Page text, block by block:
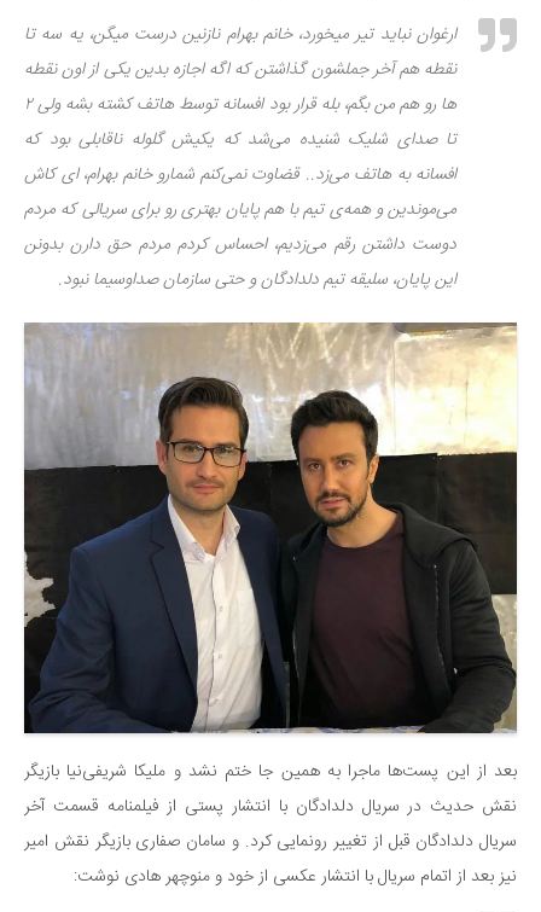
ارغوان نباید تیر میخورد، خانم بهرام نازنین درست میگن، یه سه تا
نقطه هم آخر جملشون گذاشتن که اگه اجازه بدین یکی از اون نقطه
ها رو هم من بگم، بله قرار بود افسانه توسط هاتف کشته بشه ولی ۲
تا صدای شلیک شنیده می‌شد که یکیش گلوله ناقابلی بود که
افسانه به هاتف می‌زد.. قضاوت نمی‌کنم شمارو خانم بهرام، ای کاش
می‌موندین و همه‌ی تیم با هم پایان بهتری رو برای سریالی که مردم
دوست داشتن رقم می‌زدیم، احساس کردم مردم حق دارن بدونن
این پایان، سلیقه تیم دلدادگان و حتی سازمان صداوسیما نبود.
بعد از این پست‌ها ماجرا به همین جا ختم نشد و ملیکا شریفی‌نیا بازیگر
نقش حدیث در سریال دلدادگان با انتشار پستی از فیلمنامه قسمت آخر
سریال دلدادگان قبل از تغییر رونمایی کرد. و سامان صفاری بازیگر نقش امیر
نیز بعد از اتمام سریال با انتشار عکسی از خود و منوچهر هادی نوشت: